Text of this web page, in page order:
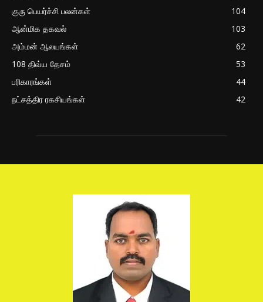
குரு பெயர்ச்சி பலன்கள்
104
ஆன்மிக தகவல்
103
அம்மன் ஆலயங்கள்
62
108 திவ்ய தேசம்
53
பரிகாரங்கள்
44
நட்சத்திர ரகசியங்கள்
42